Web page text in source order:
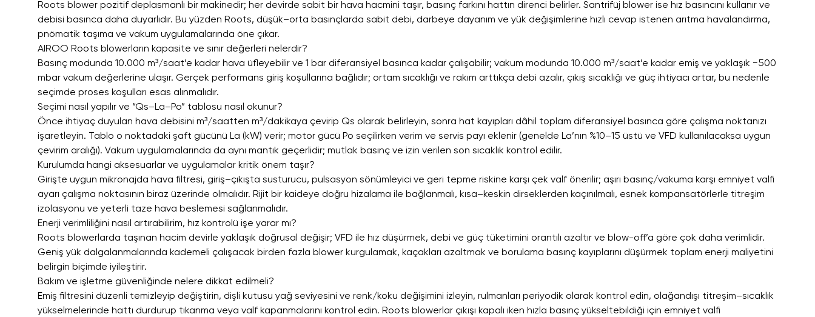
Roots blower pozitif deplasmanlı bir makinedir; her devirde sabit bir hava hacmini taşır, basınç farkını hattın direnci belirler. Santrifüj blower ise hız basıncını kullanır ve
debisi basınca daha duyarlıdır. Bu yüzden Roots, düşük–orta basınçlarda sabit debi, darbeye dayanım ve yük değişimlerine hızlı cevap istenen arıtma havalandırma,
pnömatik taşıma ve vakum uygulamalarında öne çıkar.
AIROO Roots blowerların kapasite ve sınır değerleri nelerdir?
Basınç modunda 10.000 m³/saat’e kadar hava üfleyebilir ve 1 bar diferansiyel basınca kadar çalışabilir; vakum modunda 10.000 m³/saat’e kadar emiş ve yaklaşık −500
mbar vakum değerlerine ulaşır. Gerçek performans giriş koşullarına bağlıdır; ortam sıcaklığı ve rakım arttıkça debi azalır, çıkış sıcaklığı ve güç ihtiyacı artar, bu nedenle
seçimde proses koşulları esas alınmalıdır.
Seçimi nasıl yapılır ve “Qs–La–Po” tablosu nasıl okunur?
Önce ihtiyaç duyulan hava debisini m³/saatten m³/dakikaya çevirip Qs olarak belirleyin, sonra hat kayıpları dâhil toplam diferansiyel basınca göre çalışma noktanızı
işaretleyin. Tablo o noktadaki şaft gücünü La (kW) verir; motor gücü Po seçilirken verim ve servis payı eklenir (genelde La’nın %10–15 üstü ve VFD kullanılacaksa uygun
çevirim aralığı). Vakum uygulamalarında da aynı mantık geçerlidir; mutlak basınç ve izin verilen son sıcaklık kontrol edilir.
Kurulumda hangi aksesuarlar ve uygulamalar kritik önem taşır?
Girişte uygun mikronajda hava filtresi, giriş–çıkışta susturucu, pulsasyon sönümleyici ve geri tepme riskine karşı çek valf önerilir; aşırı basınç/vakuma karşı emniyet valfi
ayarı çalışma noktasının biraz üzerinde olmalıdır. Rijit bir kaideye doğru hizalama ile bağlanmalı, kısa–keskin dirseklerden kaçınılmalı, esnek kompansatörlerle titreşim
izolasyonu ve yeterli taze hava beslemesi sağlanmalıdır.
Enerji verimliliğini nasıl artırabilirim, hız kontrolü işe yarar mı?
Roots blowerlarda taşınan hacim devirle yaklaşık doğrusal değişir; VFD ile hız düşürmek, debi ve güç tüketimini orantılı azaltır ve blow-off’a göre çok daha verimlidir.
Geniş yük dalgalanmalarında kademeli çalışacak birden fazla blower kurgulamak, kaçakları azaltmak ve borulama basınç kayıplarını düşürmek toplam enerji maliyetini
belirgin biçimde iyileştirir.
Bakım ve işletme güvenliğinde nelere dikkat edilmeli?
Emiş filtresini düzenli temizleyip değiştirin, dişli kutusu yağ seviyesini ve renk/koku değişimini izleyin, rulmanları periyodik olarak kontrol edin, olağandışı titreşim–sıcaklık
yükselmelerinde hattı durdurup tıkanma veya valf kapanmalarını kontrol edin. Roots blowerlar çıkışı kapalı iken hızla basınç yükseltebildiği için emniyet valfi